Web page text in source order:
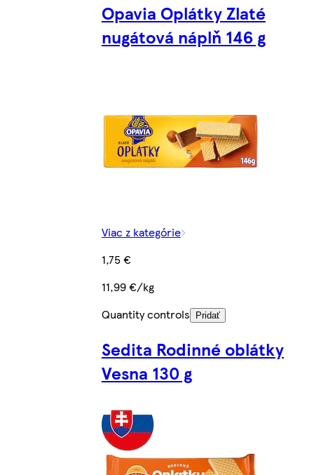
Opavia Oplátky Zlaté
nugátová náplň 146 g
Viac z kategórie
1,75 €
11,99 €/kg
Quantity controls
Pridať
Sedita Rodinné oblátky
Vesna 130 g